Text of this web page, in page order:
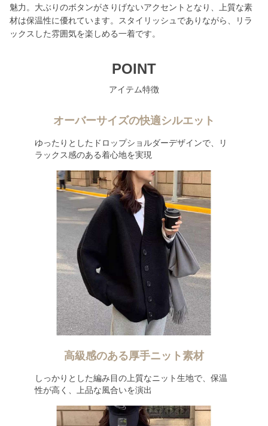
魅力。大ぶりのボタンがさりげないアクセントとなり、上質な素
材は保温性に優れています。スタイリッシュでありながら、リラ
ックスした雰囲気を楽しめる一着です。
POINT
アイテム特徴
オーバーサイズの快適シルエット
ゆったりとしたドロップショルダーデザインで、リ
ラックス感のある着心地を実現
高級感のある厚手ニット素材
しっかりとした編み目の上質なニット生地で、保温
性が高く、上品な風合いを演出